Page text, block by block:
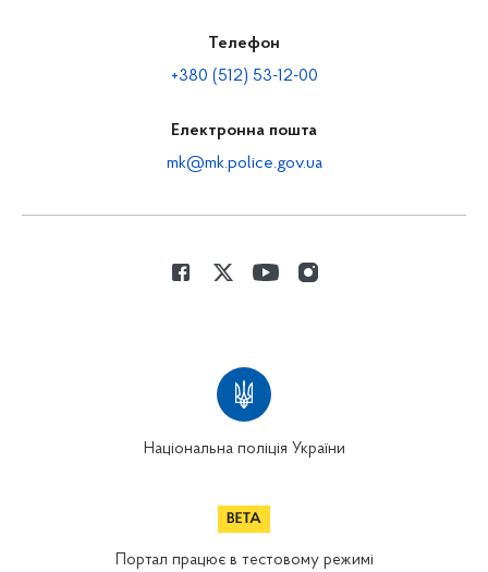
Телефон
+380 (512) 53-12-00
Електронна пошта
mk@mk.police.gov.ua
Національна поліція України
Портал працює в тестовому режимі